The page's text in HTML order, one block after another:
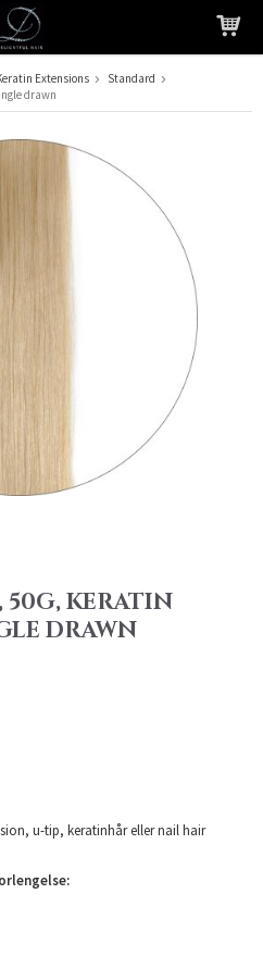
til i handlekurven din
Extensions
Standard
drawn
50G, KERATIN
DRAWN
u-tip, keratinhår eller nail hair